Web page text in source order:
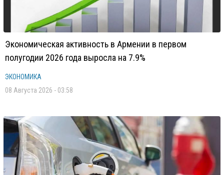
Экономическая активность в Армении в первом
полугодии 2026 года выросла на 7.9%
ЭКОНОМИКА
08 Августа 2026 - 03:58